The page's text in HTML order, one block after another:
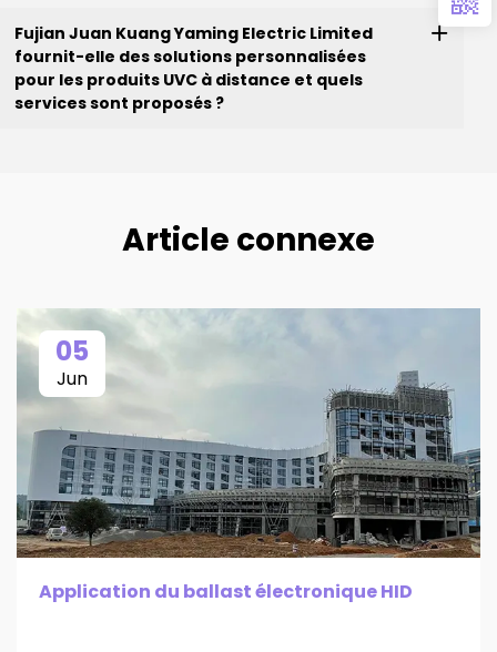
Fujian Juan Kuang Yaming Electric Limited
fournit-elle des solutions personnalisées
pour les produits UVC à distance et quels
services sont proposés ?
Article connexe
05
Jun
Application du ballast électronique HID